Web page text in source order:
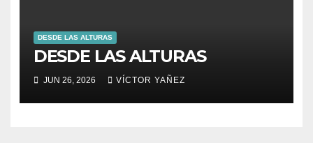
DESDE LAS ALTURAS
DESDE LAS ALTURAS
JUN 26, 2026 VÍCTOR YAÑEZ